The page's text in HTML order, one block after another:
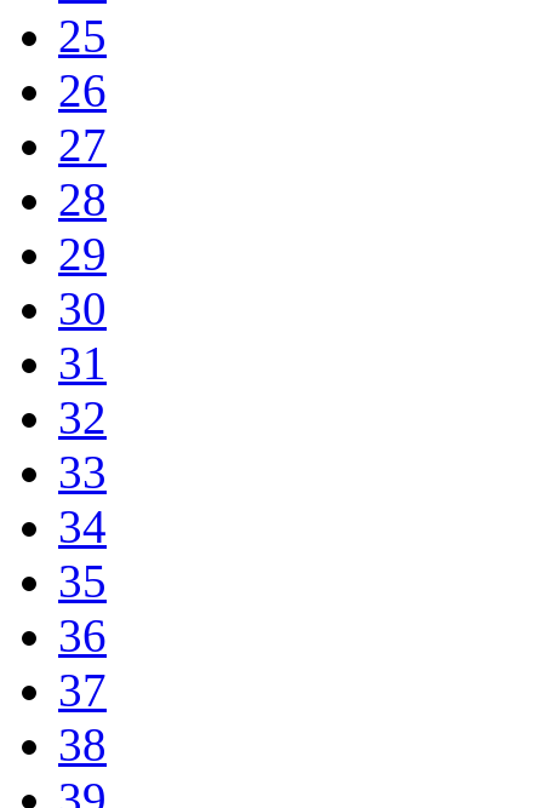
25
26
27
28
29
30
31
32
33
34
35
36
37
38